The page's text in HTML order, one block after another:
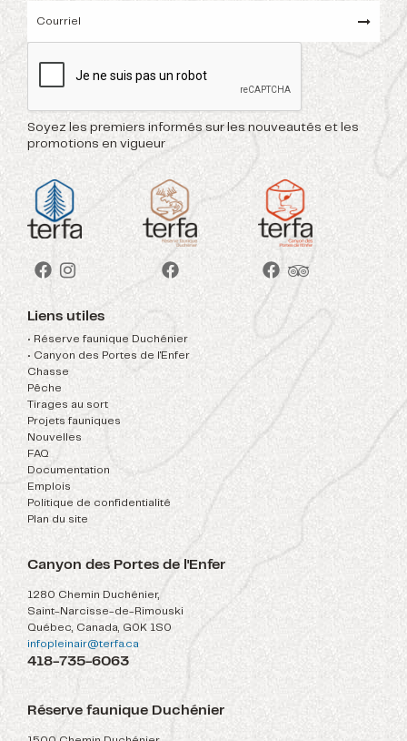
Soyez les premiers informés sur les nouveautés et les
promotions en vigueur
Liens utiles
• Réserve faunique Duchénier
Nouvelles
• Canyon des Portes de l'Enfer
FAQ
Chasse
Documentation
Pêche
Emplois
Tirages au sort
Politique de confidentialité
Projets fauniques
Plan du site
Canyon des Portes de l'Enfer
1280 Chemin Duchénier,
Saint-Narcisse-de-Rimouski
Québec, Canada, G0K 1S0
infopleinair@terfa.ca
418-735-6063
Réserve faunique Duchénier